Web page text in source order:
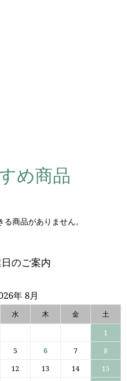
め商品
商品がありません。
のご案内
年 8月
水 木 金
土
1
5 6 7
8
12 13 14
15